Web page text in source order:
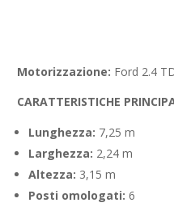
Motorizzazione: Ford 2.4
CARATTERISTICHE
Lunghezza: 7,25 m
Larghezza: 2,24 m
Altezza: 3,15 m
Posti omologati: 6